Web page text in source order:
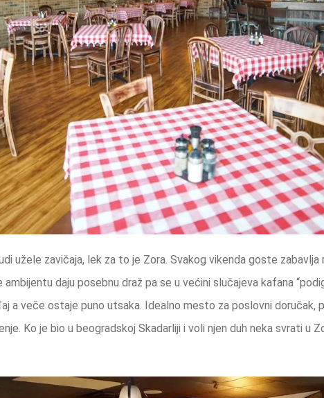
užele zavičaja, lek za to je Zora. Svakog vikenda goste
daju posebnu draž pa se u većini slučajeva kafana
a veče ostaje puno utsaka. Idealno mesto za poslovni doručak,
Ko je bio u beogradskoj Skadarliji i voli njen duh neka svrati u